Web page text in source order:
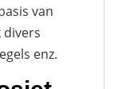
van
divers
enz.